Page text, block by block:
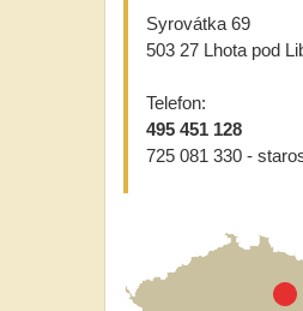
Syrovátka 69
503 27 Lhota pod
Telefon:
495 451 128
725 081 330 -